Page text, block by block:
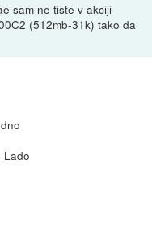
sam ne tiste v akciji
(512mb-31k) tako da
Lado